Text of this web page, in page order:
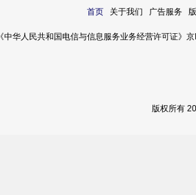
首页关于我们 广告服务
《中华人民共和国电信与信息服务业务经营许可证
版权所有